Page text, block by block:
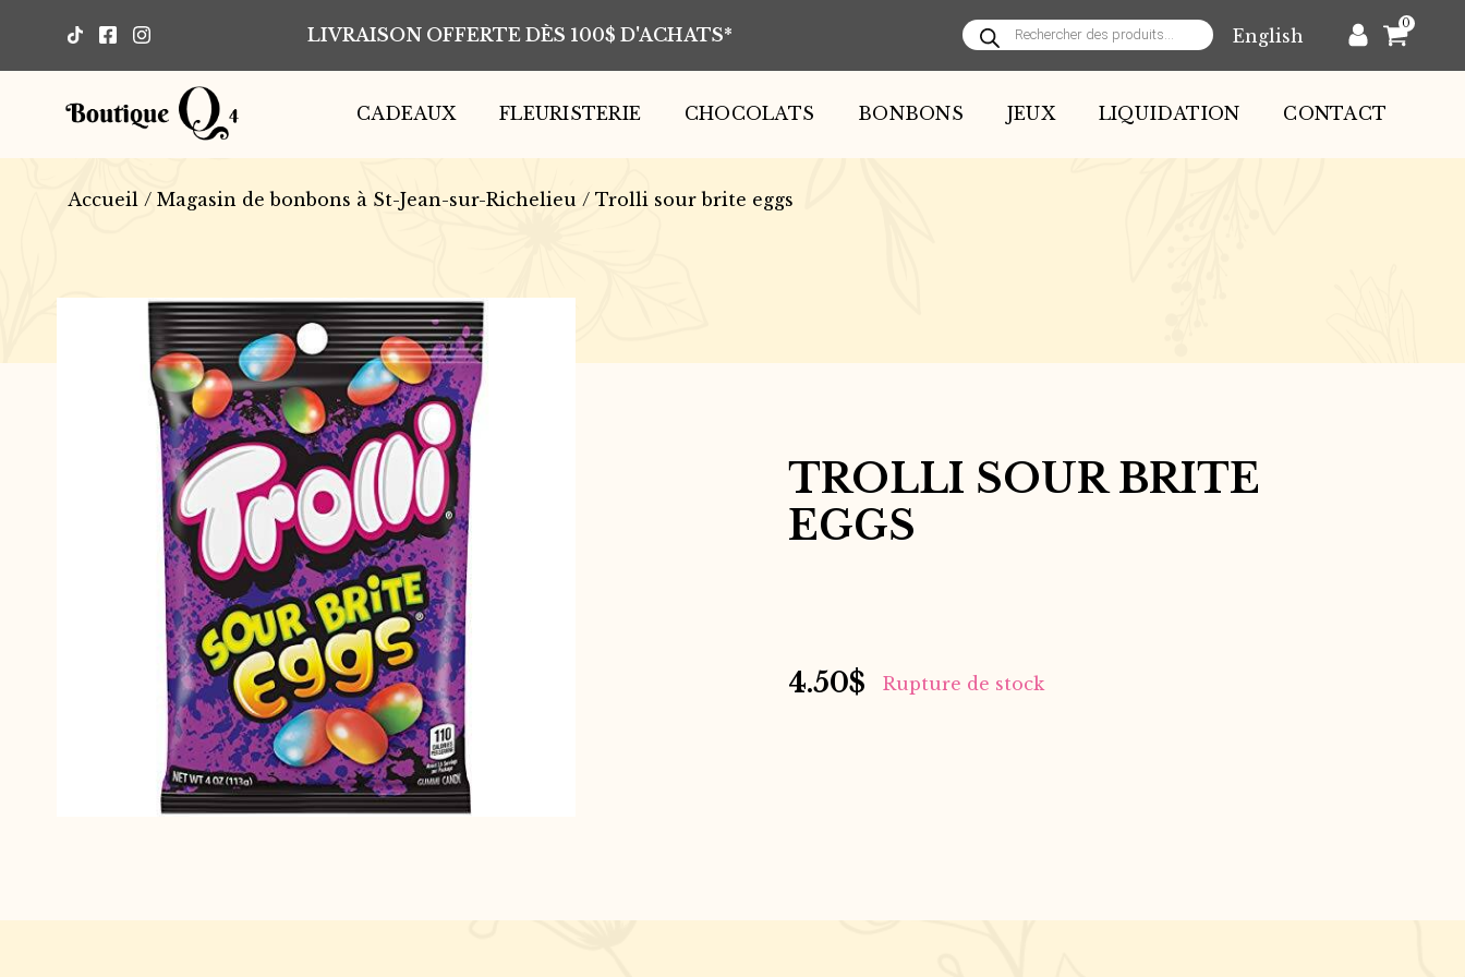
LIVRAISON OFFERTE DÈS 100$ D'ACHATS*
Recherche
de
produits
English
0
CADEAUX FLEURISTERIE CHOCOLATS BONBONS JEUX LIQUIDATION CONTACT
Accueil / Magasin de bonbons à St-Jean-sur-Richelieu / Trolli sour brite eggs
TROLLI SOUR BRITE
EGGS
4.50$ Rupture de stock